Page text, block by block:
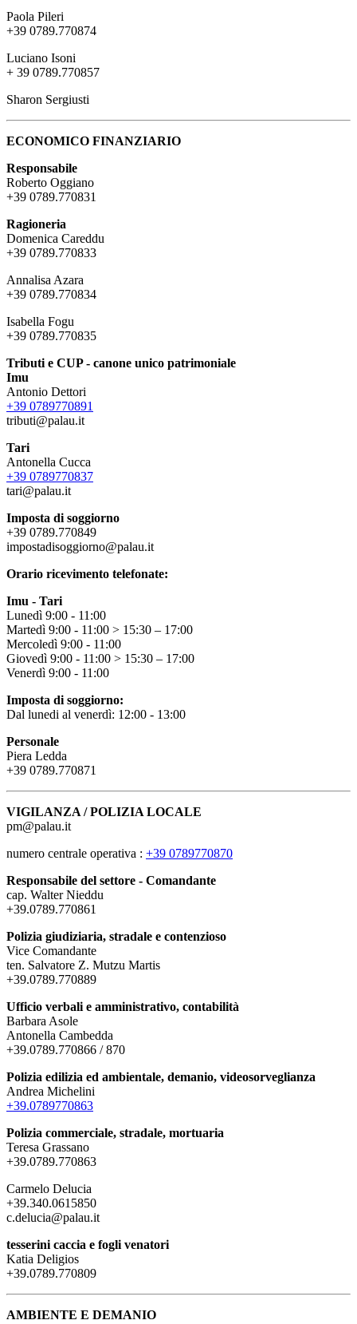
Paola Pileri
+39 0789.770874
Luciano Isoni
+ 39 0789.770857
Sharon Sergiusti
ECONOMICO FINANZIARIO
Responsabile
Roberto Oggiano
+39 0789.770831
Ragioneria
Domenica Careddu
+39 0789.770833
Annalisa Azara
+39 0789.770834
Isabella Fogu
+39 0789.770835
Tributi e CUP - canone unico patrimoniale
Imu
Antonio Dettori
+39 0789770891
tributi@palau.it
Tari
Antonella Cucca
+39 0789770837
tari@palau.it
Imposta di soggiorno
+39 0789.770849
impostadisoggiorno@palau.it
Orario ricevimento telefonate:
Imu - Tari
Lunedì 9:00 - 11:00
Martedì 9:00 - 11:00 > 15:30 – 17:00
Mercoledì 9:00 - 11:00
Giovedì 9:00 - 11:00 > 15:30 – 17:00
Venerdì 9:00 - 11:00
Imposta di soggiorno:
Dal lunedi al venerdì: 12:00 - 13:00
Personale
Piera Ledda
+39 0789.770871
VIGILANZA / POLIZIA LOCALE
pm@palau.it
numero centrale operativa : +39 0789770870
Responsabile del settore - Comandante
cap. Walter Nieddu
+39.0789.770861
Polizia giudiziaria, stradale e contenzioso
Vice Comandante
ten. Salvatore Z. Mutzu Martis
+39.0789.770889
Ufficio verbali e amministrativo, contabilità
Barbara Asole
Antonella Cambedda
+39.0789.770866 / 870
Polizia edilizia ed ambientale, demanio, videosorveglianza
Andrea Michelini
+39.0789770863
Polizia commerciale, stradale, mortuaria
Teresa Grassano
+39.0789.770863
Carmelo Delucia
+39.340.0615850
c.delucia@palau.it
tesserini caccia e fogli venatori
Katia Deligios
+39.0789.770809
AMBIENTE E DEMANIO